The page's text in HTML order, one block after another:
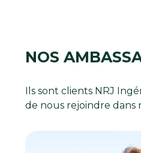
NOS
Ils sont clients NRJ
de nous rejoindre dans